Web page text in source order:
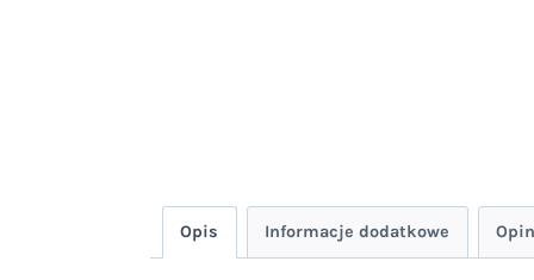
Opis Informacje dodatkowe